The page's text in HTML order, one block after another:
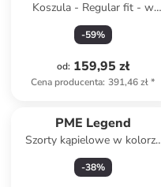
Koszula - Regular fit - w
kolorze błękitnym
-59%
od: 159,95 zł
Cena producenta: 391,46 zł*
PME Legend
Szorty kąpielowe w kolorze
antracytowym
-38%